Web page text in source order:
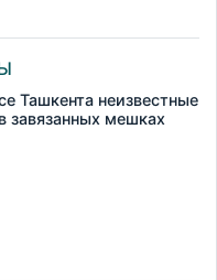
Ташкента неизвестные
завязанных мешках